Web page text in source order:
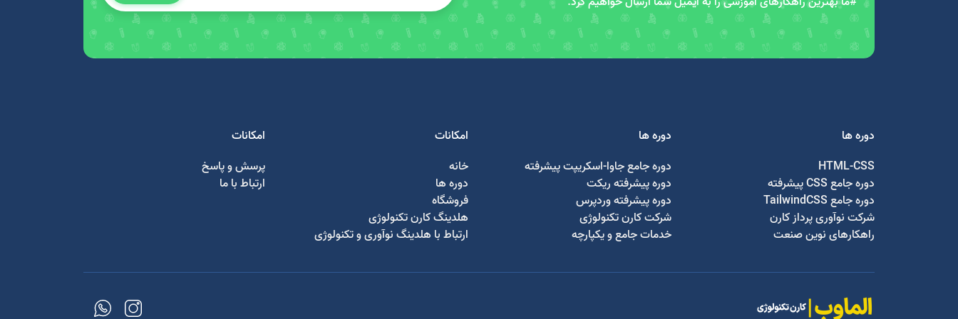
دوره ها
HTML-CSS
دوره جامع CSS پیشرفته
دوره جامع TailwindCSS
شرکت نوآوری پرداز کارن
راهکارهای نوین صنعت
دوره ها
دوره جامع جاوا-اسکریپت پیشرفته
دوره پیشرفته ریکت
دوره پیشرفته وردپرس
شرکت کارن تکنولوژی
خدمات جامع و یکپارچه
امکانات
خانه
دوره ها
فروشگاه
هلدینگ کارن تکنولوژی
ارتباط با هلدینگ نوآوری و تکنولوژی
امکانات
پرسش و پاسخ
ارتباط با ما